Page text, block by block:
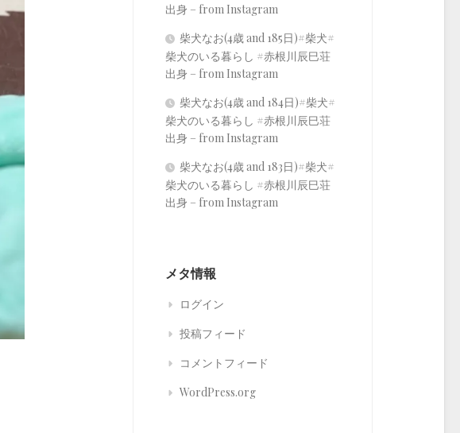
出身 – from Instagram
柴犬なお(4歳 and 185日)#柴犬#
柴犬のいる暮らし #赤根川辰巳荘
出身 – from Instagram
柴犬なお(4歳 and 184日)#柴犬#
柴犬のいる暮らし #赤根川辰巳荘
出身 – from Instagram
柴犬なお(4歳 and 183日)#柴犬#
柴犬のいる暮らし #赤根川辰巳荘
出身 – from Instagram
メタ情報
ログイン
投稿フィード
コメントフィード
WordPress.org